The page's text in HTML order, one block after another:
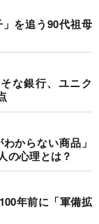
を追う90代祖母
な銀行、ユニク
からない商品」
の心理とは？
年前に「軍備拡